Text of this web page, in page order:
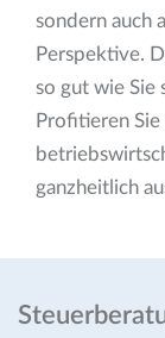
sondern auch
Perspektive.
so gut wie Sie
Profitieren
ganzheitlich